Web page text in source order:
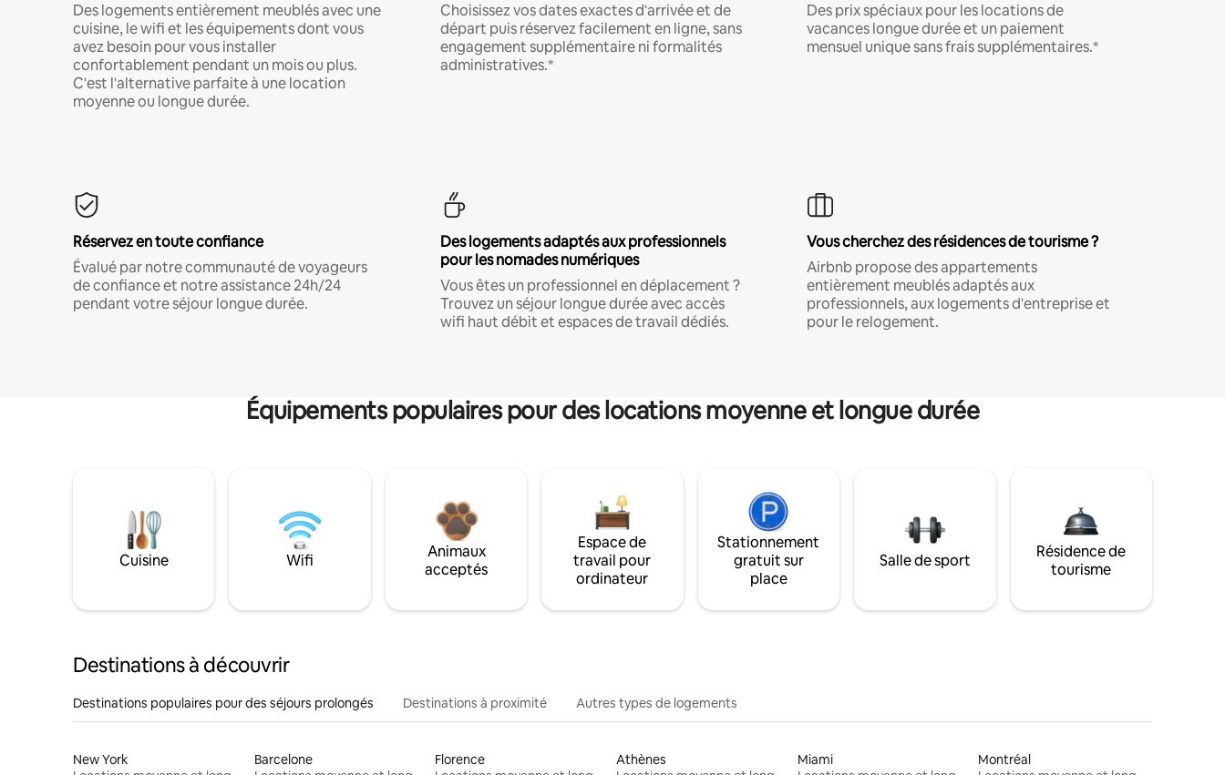
Des logements entièrement meublés avec une
cuisine, le wifi et les équipements dont vous
avez besoin pour vous installer
confortablement pendant un mois ou plus.
C'est l'alternative parfaite à une location
moyenne ou longue durée.
Choisissez vos dates exactes d'arrivée et de
départ puis réservez facilement en ligne, sans
engagement supplémentaire ni formalités
administratives.*
Des prix spéciaux pour les locations de
vacances longue durée et un paiement
mensuel unique sans frais supplémentaires.*
Réservez en toute confiance
Évalué par notre communauté de voyageurs
de confiance et notre assistance 24h/24
pendant votre séjour longue durée.
Des logements adaptés aux professionnels
pour les nomades numériques
Vous êtes un professionnel en déplacement ?
Trouvez un séjour longue durée avec accès
wifi haut débit et espaces de travail dédiés.
Vous cherchez des résidences de tourisme ?
Airbnb propose des appartements
entièrement meublés adaptés aux
professionnels, aux logements d'entreprise et
pour le relogement.
Équipements populaires pour des locations moyenne et longue durée
Cuisine Wifi
Animaux
acceptés
Espace de
travail pour
ordinateur
Stationnement
gratuit sur
place
Salle de sport
Résidence de
tourisme
Destinations à découvrir
Destinations populaires pour des séjours prolongés Destinations à proximité Autres types de logements
New York
Barcelone
Florence
Athènes
Miami
Montréal